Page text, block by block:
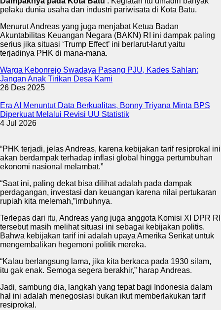
pelaku dunia usaha dan industri pariwisata di Kota Batu.
Menurut Andreas yang juga menjabat Ketua Badan
Akuntabilitas Keuangan Negara (BAKN) RI ini dampak paling
serius jika situasi ‘Trump Effect’ ini berlarut-larut yaitu
terjadinya PHK di mana-mana.
Warga Kebonrejo Swadaya Pasang PJU, Kades Sahlan:
Jangan Anak Tirikan Desa Kami
26 Des 2025
Era AI Menuntut Data Berkualitas, Bonny Triyana Minta BPS
Diperkuat Melalui Revisi UU Statistik
4 Jul 2026
“PHK terjadi, jelas Andreas, karena kebijakan tarif resiprokal ini
akan berdampak terhadap inflasi global hingga pertumbuhan
ekonomi nasional melambat.”
“Saat ini, paling dekat bisa dilihat adalah pada dampak
perdagangan, investasi dan keuangan karena nilai pertukaran
rupiah kita melemah,”imbuhnya.
Terlepas dari itu, Andreas yang juga anggota Komisi XI DPR RI
tersebut masih melihat situasi ini sebagai kebijakan politis.
Bahwa kebijakan tarif ini adalah upaya Amerika Serikat untuk
mengembalikan hegemoni politik mereka.
“Kalau berlangsung lama, jika kita berkaca pada 1930 silam,
itu gak enak. Semoga segera berakhir,” harap Andreas.
Jadi, sambung dia, langkah yang tepat bagi Indonesia dalam
hal ini adalah menegosiasi bukan ikut memberlakukan tarif
resiprokal.